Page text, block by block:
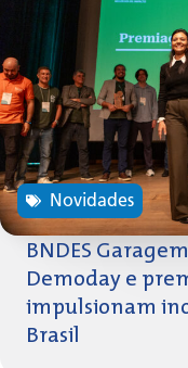
Novidades
BNDES
Demoday e
impulsionam
Brasil